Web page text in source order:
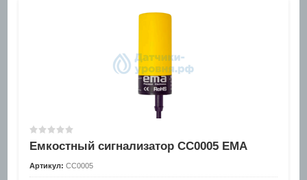
Емкостный сигнализатор CC0005 EMA
Артикул: CC0005